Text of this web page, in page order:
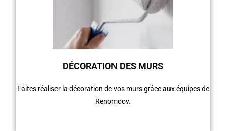
DÉCORATION DES MURS
Faites réaliser la décoration de vos murs grâce aux équipes de
Renomoov.